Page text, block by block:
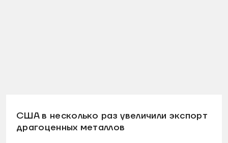
США в несколько раз увеличили экспорт
драгоценных металлов